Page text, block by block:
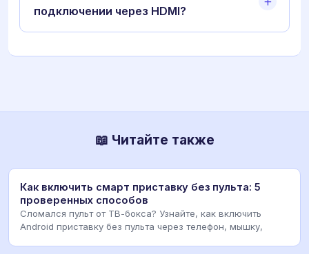
подключении через HDMI?
📖 Читайте также
Как включить смарт приставку без пульта: 5
проверенных способов
Сломался пульт от ТВ-бокса? Узнайте, как включить
Android приставку без пульта через телефон, мышку,